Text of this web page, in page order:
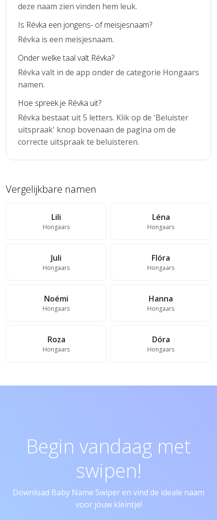
deze naam zien vinden hem leuk.
Is Révka een jongens- of meisjesnaam?
Révka is een meisjesnaam.
Onder welke taal valt Révka?
Révka valt in de app onder de categorie Hongaars
namen.
Hoe spreek je Révka uit?
Révka bestaat uit 5 letters. Klik op de 'Beluister
uitspraak' knop bovenaan de pagina om de
correcte uitspraak te beluisteren.
Vergelijkbare namen
Lili
Hongaars
Léna
Hongaars
Juli
Hongaars
Flóra
Hongaars
Noémi
Hongaars
Hanna
Hongaars
Roza
Hongaars
Dóra
Hongaars
Begin vandaag met
swipen!
Download Baby Name Swiper en vind de ideale naam
voor jouw kleintje!